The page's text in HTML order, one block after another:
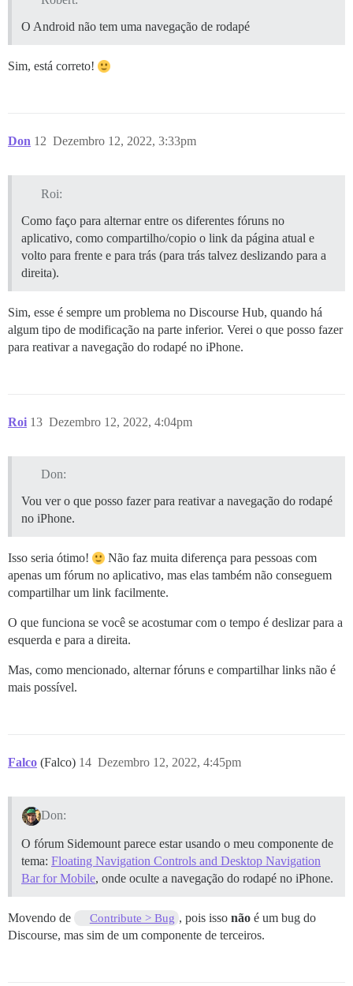
O Android não tem uma navegação de rodapé
Sim, está correto!
Don Dezembro 12, 2022, 3:33pm
12
Roi:
Como faço para alternar entre os diferentes fóruns no
aplicativo, como compartilho/copio o link da página atual e
volto para frente e para trás (para trás talvez deslizando para a
direita).
Sim, esse é sempre um problema no Discourse Hub, quando há
algum tipo de modificação na parte inferior. Verei o que posso fazer
para reativar a navegação do rodapé no iPhone.
Roi Dezembro 12, 2022, 4:04pm
13
Don:
Vou ver o que posso fazer para reativar a navegação do rodapé
no iPhone.
Isso seria ótimo!
Não faz muita diferença para pessoas com
apenas um fórum no aplicativo, mas elas também não conseguem
compartilhar um link facilmente.
O que funciona se você se acostumar com o tempo é deslizar para a
esquerda e para a direita.
Mas, como mencionado, alternar fóruns e compartilhar links não é
mais possível.
Falco (Falco) Dezembro 12, 2022, 4:45pm
14
Don:
O fórum Sidemount parece estar usando o meu componente de
tema: Floating Navigation Controls and Desktop Navigation
Bar for Mobile, onde oculte a navegação do rodapé no iPhone.
Movendo de Contribute > Bug , pois isso nãoé um bug do
Discourse, mas sim de um componente de terceiros.